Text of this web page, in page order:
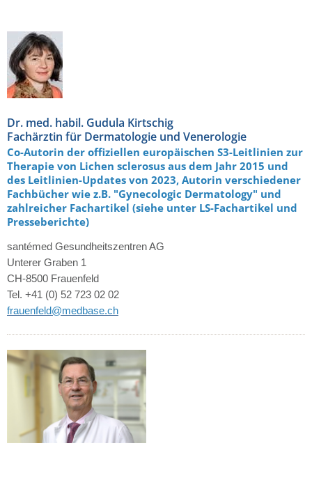
Dr. med. habil. Gudula Kirtschig
Fachärztin für Dermatologie und Venerologie
Co-Autorin der offiziellen europäischen S3-Leitlinien zur
Therapie von Lichen sclerosus aus dem Jahr 2015 und
des Leitlinien-Updates von 2023, Autorin verschiedener
Fachbücher wie z.B. "Gynecologic Dermatology" und
zahlreicher Fachartikel (siehe unter LS-Fachartikel und
Presseberichte)
santémed Gesundheitszentren AG
Unterer Graben 1
CH-8500 Frauenfeld
Tel. +41 (0) 52 723 02 02
frauenfeld@medbase.ch